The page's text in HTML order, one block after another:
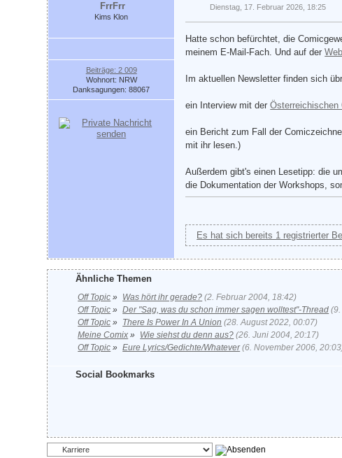
FrrFrr
Kims Klon
Beiträge: 2 009
Wohnort: NRW
Danksagungen: 88067
Dienstag, 17. Februar 2026, 18:25
Hatte schon befürchtet, die
meinem E-Mail-Fach. Und auf der
Im aktuellen Newsletter finden sich
ein Interview mit der
ein Bericht zum Fall der
mit ihr lesen.)
Außerdem gibt's einen Lesetipp: die
die Dokumentation der Workshops,
Es hat sich bereits 1 registrierter
Ähnliche Themen
Off Topic » Was hört ihr gerade? (2. Februar 2004, 18:42)
Off Topic » Der "Sag, was du schon immer sagen wolltest"-Thread
Off Topic » There Is Power In A Union (28. August 2022, 00:07)
Meine Comix » Wie siehst du denn aus? (26. Juni 2004, 20:17)
Off Topic » Eure Lyrics/Gedichte/Whatever (6. November 2006,
Social Bookmarks